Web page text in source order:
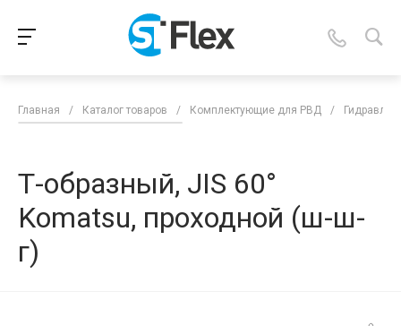
Главная / Каталог товаров / Комплектующие для РВД /
Т-образный, JIS 60°
Komatsu, проходной (ш-ш-
г)